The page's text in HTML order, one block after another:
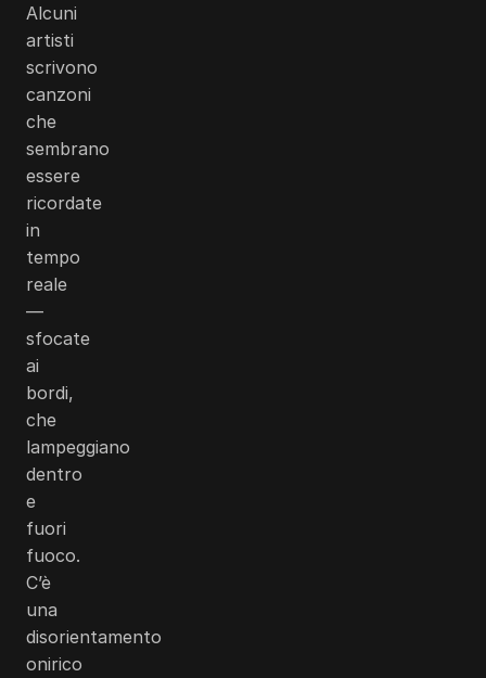
Alcuni
artisti
scrivono
canzoni
che
sembrano
essere
ricordate
in
tempo
reale
—
sfocate
ai
bordi,
che
lampeggiano
dentro
e
fuori
fuoco.
C’è
una
disorientamento
onirico